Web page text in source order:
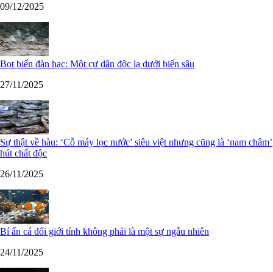
09/12/2025
Bọt biển đàn hạc: Một cư dân độc lạ dưới biển sâu
27/11/2025
Sự thật về hàu: ‘Cỗ máy lọc nước’ siêu việt nhưng cũng là ‘nam châm’
hút chất độc
26/11/2025
Bí ẩn cá đổi giới tính không phải là một sự ngẫu nhiên
24/11/2025